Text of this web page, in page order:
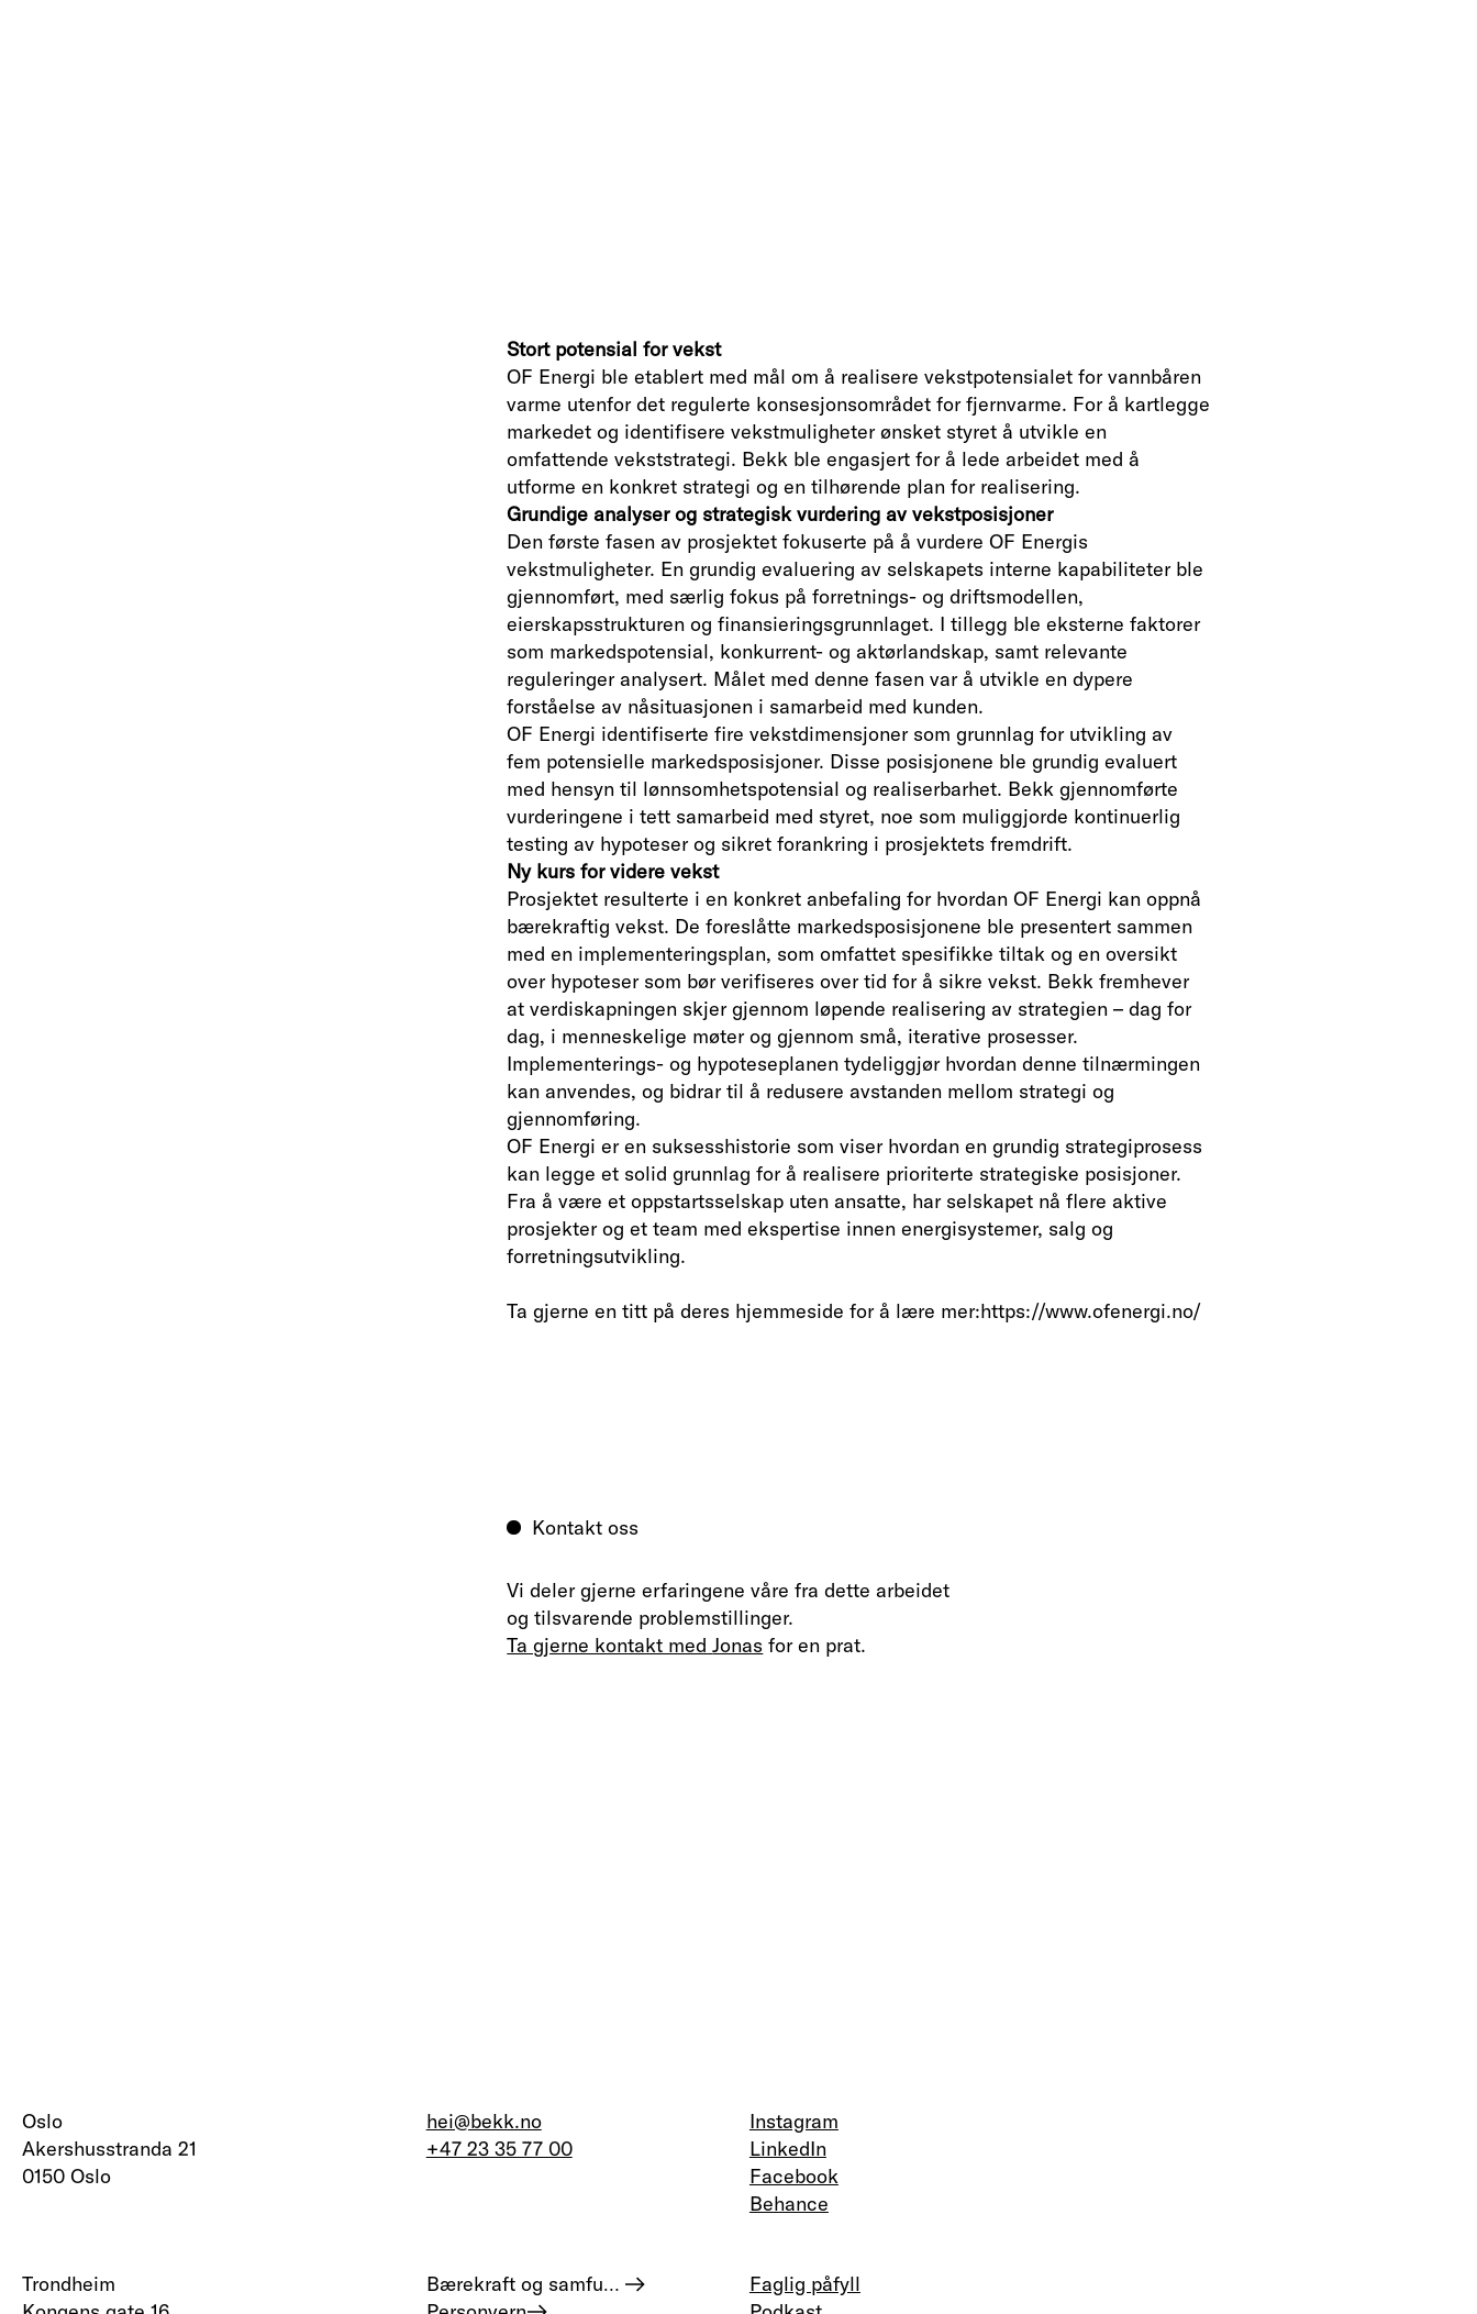
Stort potensial for vekst
OF Energi ble etablert med mål om å realisere vekstpotensialet for vannbåren
varme utenfor det regulerte konsesjonsområdet for fjernvarme. For å kartlegge
markedet og identifisere vekstmuligheter ønsket styret å utvikle en
omfattende vekststrategi. Bekk ble engasjert for å lede arbeidet med å
utforme en konkret strategi og en tilhørende plan for realisering.
Grundige analyser og strategisk vurdering av vekstposisjoner
Den første fasen av prosjektet fokuserte på å vurdere OF Energis
vekstmuligheter. En grundig evaluering av selskapets interne kapabiliteter ble
gjennomført, med særlig fokus på forretnings- og driftsmodellen,
eierskapsstrukturen og finansieringsgrunnlaget. I tillegg ble eksterne faktorer
som markedspotensial, konkurrent- og aktørlandskap, samt relevante
reguleringer analysert. Målet med denne fasen var å utvikle en dypere
forståelse av nåsituasjonen i samarbeid med kunden.
OF Energi identifiserte fire vekstdimensjoner som grunnlag for utvikling av
fem potensielle markedsposisjoner. Disse posisjonene ble grundig evaluert
med hensyn til lønnsomhetspotensial og realiserbarhet. Bekk gjennomførte
vurderingene i tett samarbeid med styret, noe som muliggjorde kontinuerlig
testing av hypoteser og sikret forankring i prosjektets fremdrift.
Ny kurs for videre vekst
Prosjektet resulterte i en konkret anbefaling for hvordan OF Energi kan oppnå
bærekraftig vekst. De foreslåtte markedsposisjonene ble presentert sammen
med en implementeringsplan, som omfattet spesifikke tiltak og en oversikt
over hypoteser som bør verifiseres over tid for å sikre vekst. Bekk fremhever
at verdiskapningen skjer gjennom løpende realisering av strategien – dag for
dag, i menneskelige møter og gjennom små, iterative prosesser.
Implementerings- og hypoteseplanen tydeliggjør hvordan denne tilnærmingen
kan anvendes, og bidrar til å redusere avstanden mellom strategi og
gjennomføring.
OF Energi er en suksesshistorie som viser hvordan en grundig strategiprosess
kan legge et solid grunnlag for å realisere prioriterte strategiske posisjoner.
Fra å være et oppstartsselskap uten ansatte, har selskapet nå flere aktive
prosjekter og et team med ekspertise innen energisystemer, salg og
forretningsutvikling.
Ta gjerne en titt på deres hjemmeside for å lære mer:https://www.ofenergi.no/
Kontakt oss
Vi deler gjerne erfaringene våre fra dette arbeidet
og tilsvarende problemstillinger.
Ta gjerne kontakt medJonas for en prat.
Oslo
Akershusstranda 21
0150 Oslo
Trondheim
hei@bekk.no
+47 23 35 77 00
Bærekraft og samfunnsansvar
Instagram
LinkedIn
Facebook
Behance
Faglig påfyll